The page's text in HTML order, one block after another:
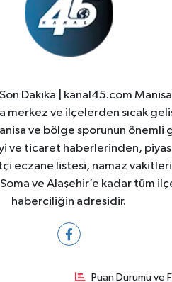
Dakika | kanal45.com
merkez ve ilçelerden sıcak
ve bölge sporunun
ve ticaret haberlerinden,
eczane listesi, namaz
ve Alaşehir’e kadar tüm
haberciliğin adresidir.
Puan Durumu ve